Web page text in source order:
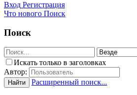
Вход Регистрация
Что нового Поиск
Поиск
Искать только в заголовках
Автор:
Найти Расширенный поиск...